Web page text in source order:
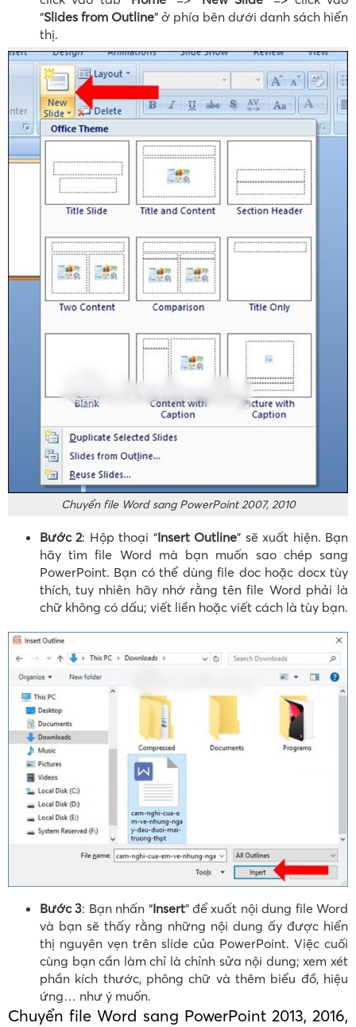
“Slides from Outline” ở phía bên dưới danh sách hiển
thị.
Chuyển file Word sang PowerPoint 2007, 2010
Bước 2: Hộp thoại “Insert Outline” sẽ xuất hiện. Bạn
hãy tìm file Word mà bạn muốn sao chép sang
PowerPoint. Bạn có thể dùng file doc hoặc docx tùy
thích, tuy nhiên hãy nhớ rằng tên file Word phải là
chữ không có dấu; viết liền hoặc viết cách là tùy bạn.
Bước 3: Bạn nhấn “Insert” để xuất nội dung file Word
và bạn sẽ thấy rằng những nội dung ấy được hiển
thị nguyên vẹn trên slide của PowerPoint. Việc cuối
cùng bạn cần làm chỉ là chỉnh sửa nội dung; xem xét
phần kích thước, phông chữ và thêm biểu đồ, hiệu
ứng… như ý muốn.
Chuyển file Word sang PowerPoint 2013, 2016,